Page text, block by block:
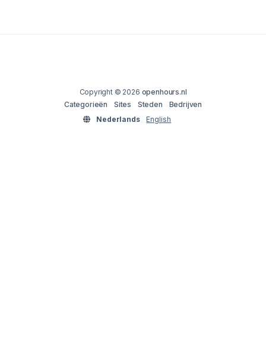
Copyright © 2026 openhours.nl
Categorieën
Sites Steden
Bedrijven
Nederlands
English